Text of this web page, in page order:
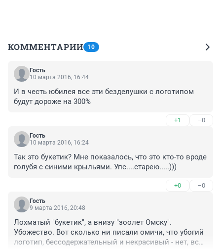
КОММЕНТАРИИ 10
Гость
10 марта 2016, 16:44
И в честь юбилея все эти безделушки с логотипом
будут дороже на 300%
+1 –0
Гость
10 марта 2016, 16:24
Так это букетик? Мне показалось, что это кто-то вроде
голубя с синими крыльями. Упс....старею.....)))
+0 –0
Гость
9 марта 2016, 20:48
Лохматый "букетик", а внизу "зоолет Омску".
Убожество. Вот сколько ни писали омичи, что убогий
логотип, бессодержательный и некрасивый - нет, все